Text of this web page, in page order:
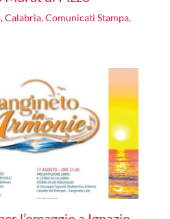
,Calabria,Comunicati Stampa,